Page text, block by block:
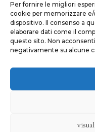
Per fornire le migliori
cookie per memorizzare
dispositivo. Il consenso a
elaborare dati come il
questo sito. Non
negativamente su alcune
OFFERTE
© 2023 La Maison